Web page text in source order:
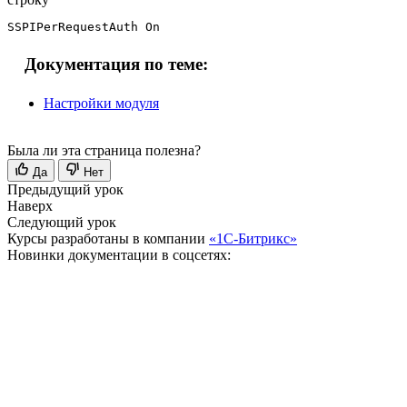
SSPIPerRequestAuth On
Документация по теме:
Настройки модуля
Была ли эта страница полезна?
Да Нет
Предыдущий урок
Наверх
Следующий урок
Курсы разработаны в компании «1С-Битрикс»
Новинки документации в соцсетях: